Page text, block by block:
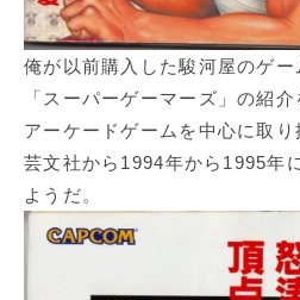
俺が以前購入した駿河屋のゲ
「スーパーゲーマーズ」の紹介
アーケードゲームを中心に取
芸文社から1994年から1995年
ようだ。